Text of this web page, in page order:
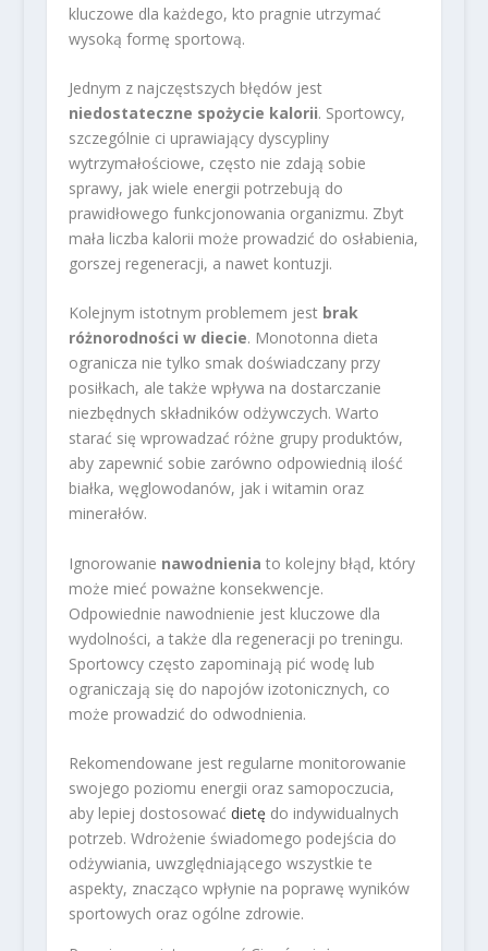
kluczowe dla każdego, kto pragnie utrzymać
wysoką formę sportową.
Jednym z najczęstszych błędów jest
niedostateczne spożycie kalorii. Sportowcy,
szczególnie ci uprawiający dyscypliny
wytrzymałościowe, często nie zdają sobie
sprawy, jak wiele energii potrzebują do
prawidłowego funkcjonowania organizmu. Zbyt
mała liczba kalorii może prowadzić do osłabienia,
gorszej regeneracji, a nawet kontuzji.
Kolejnym istotnym problemem jest brak
różnorodności w diecie. Monotonna dieta
ogranicza nie tylko smak doświadczany przy
posiłkach, ale także wpływa na dostarczanie
niezbędnych składników odżywczych. Warto
starać się wprowadzać różne grupy produktów,
aby zapewnić sobie zarówno odpowiednią ilość
białka, węglowodanów, jak i witamin oraz
minerałów.
Ignorowanie nawodnienia to kolejny błąd, który
może mieć poważne konsekwencje.
Odpowiednie nawodnienie jest kluczowe dla
wydolności, a także dla regeneracji po treningu.
Sportowcy często zapominają pić wodę lub
ograniczają się do napojów izotonicznych, co
może prowadzić do odwodnienia.
Rekomendowane jest regularne monitorowanie
swojego poziomu energii oraz samopoczucia,
aby lepiej dostosować dietę do indywidualnych
potrzeb. Wdrożenie świadomego podejścia do
odżywiania, uwzględniającego wszystkie te
aspekty, znacząco wpłynie na poprawę wyników
sportowych oraz ogólne zdrowie.